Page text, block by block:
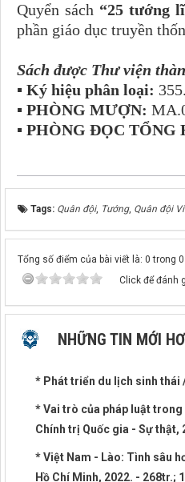
Quyển sách “25 tướng
phần giáo dục truyền
Sách được Thư viện
▪ Ký hiệu phân loại:
▪ PHÒNG MƯỢN:
▪ PHÒNG ĐỌC TỔNG
Tags: Quân đội, Tướng, Quân đội
Tổng số điểm của bài viết là: 0 trong
Click để đánh
NHỮNG TIN MỚI
* Phát triển du lịch sinh thái
* Vai trò của pháp luật trong
Chính trị Quốc gia - Sự thật,
* Việt Nam - Lào: Tình sâu
Hồ Chí Minh, 2022. - 268tr.;